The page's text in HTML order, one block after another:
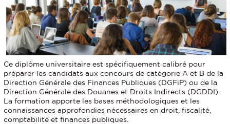
Ce diplôme universitaire est spécifiquement calibré pour
préparer les candidats aux concours de catégorie A et B de la
Direction Générale des Finances Publiques (DGFiP) ou de la
Direction Générale des Douanes et Droits Indirects (DGDDI).
La formation apporte les bases méthodologiques et les
connaissances approfondies nécessaires en droit, fiscalité,
comptabilité et finances publiques.